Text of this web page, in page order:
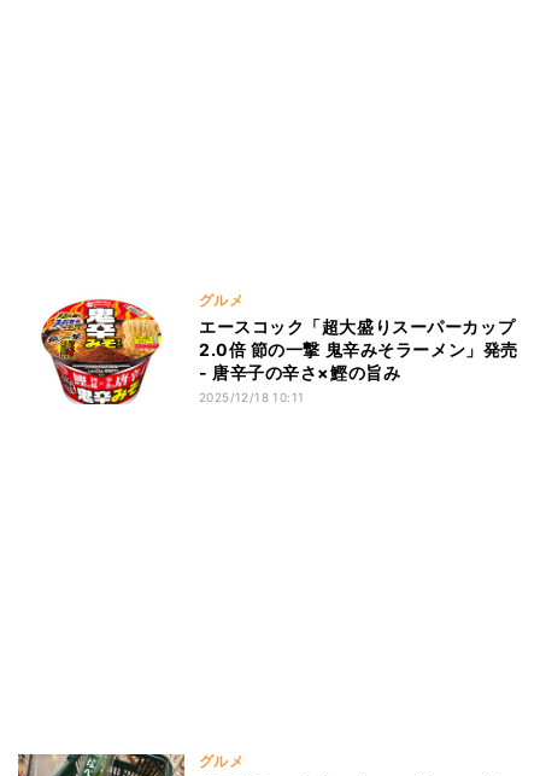
グルメ
エースコック「超大盛りスーパーカップ
2.0倍 節の一撃 鬼辛みそラーメン」発売
- 唐辛子の辛さ×鰹の旨み
2025/12/18 10:11
グルメ